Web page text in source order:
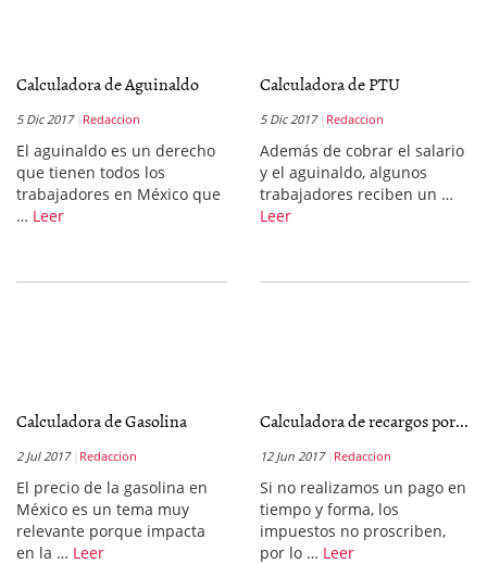
Calculadora de Aguinaldo
5 Dic 2017 Redaccion
El aguinaldo es un derecho
que tienen todos los
trabajadores en México que
… Leer
Calculadora de PTU
5 Dic 2017 Redaccion
Además de cobrar el salario
y el aguinaldo, algunos
trabajadores reciben un …
Leer
Calculadora de Gasolina
2 Jul 2017 Redaccion
El precio de la gasolina en
México es un tema muy
relevante porque impacta
en la … Leer
Calculadora de recargos por...
12 Jun 2017 Redaccion
Si no realizamos un pago en
tiempo y forma, los
impuestos no proscriben,
por lo … Leer